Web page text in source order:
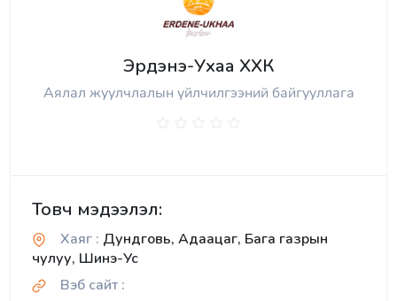
Эрдэнэ-Ухаа ХХК
Аялал жуулчлалын үйлчилгээний байгууллага
Товч мэдээлэл:
Хаяг : Дундговь, Адаацаг, Бага газрын
чулуу, Шинэ-Ус
Вэб сайт :